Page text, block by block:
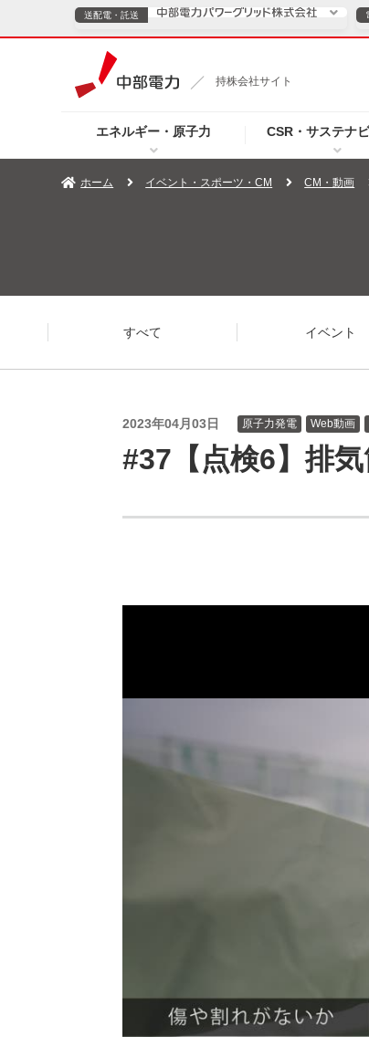
持株会社サイト
エネルギー・原子力 CSR・サステナ
送配電・託送
TOPページへ
（新しいウィンドウを開きます）
よくあるご質問・お問い合わ
電気・ガスのご契約
TOPページへ
プレスリリース （新しいウィンドウを開きます）
お知らせ （新しいウィ
よく
ホーム イベント・スポーツ・CM CM・動画
すべて イベント
2023年04月03日 原子力発電 Web動画
#37【点検6】排